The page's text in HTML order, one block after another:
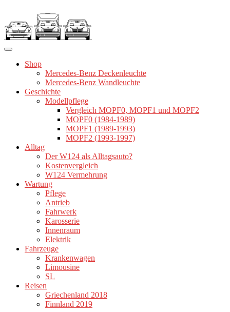
springen
Shop
Mercedes-Benz Deckenleuchte
Mercedes-Benz Wandleuchte
Geschichte
Modellpflege
Vergleich MOPF0, MOPF1 und MOPF2
MOPF0 (1984-1989)
MOPF1 (1989-1993)
MOPF2 (1993-1997)
Alltag
Der W124 als Alltagsauto?
Kostenvergleich
W124 Vermehrung
Wartung
Pflege
Antrieb
Fahrwerk
Karosserie
Innenraum
Elektrik
Fahrzeuge
Krankenwagen
Limousine
SL
Reisen
Griechenland 2018
Finnland 2019